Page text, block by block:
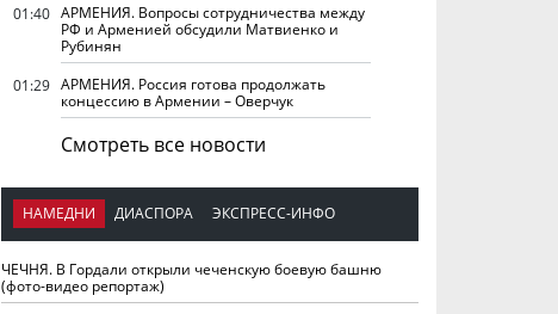
01:40 АРМЕНИЯ. Вопросы сотрудничества между
РФ и Арменией обсудили Матвиенко и
Рубинян
01:29 АРМЕНИЯ. Россия готова продолжать
концессию в Армении – Оверчук
Смотреть все новости
НАМЕДНИ ДИАСПОРА ЭКСПРЕСС-ИНФО
ЧЕЧНЯ. В Гордали открыли чеченскую боевую башню
(фото-видео репортаж)